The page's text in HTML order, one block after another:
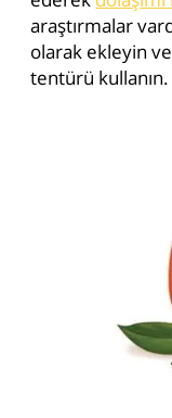
araştırmalar
olarak ekleyin
tentürü kullanın.